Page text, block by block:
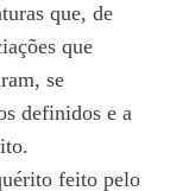
que, de
que
se
definidos e a
feito pelo